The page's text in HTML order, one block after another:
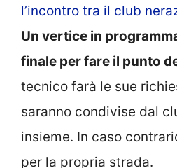
l’incontro tra il club
Un vertice in
finale per fare il punto
tecnico farà le sue
saranno condivise dal
insieme. In caso
per la propria strada.